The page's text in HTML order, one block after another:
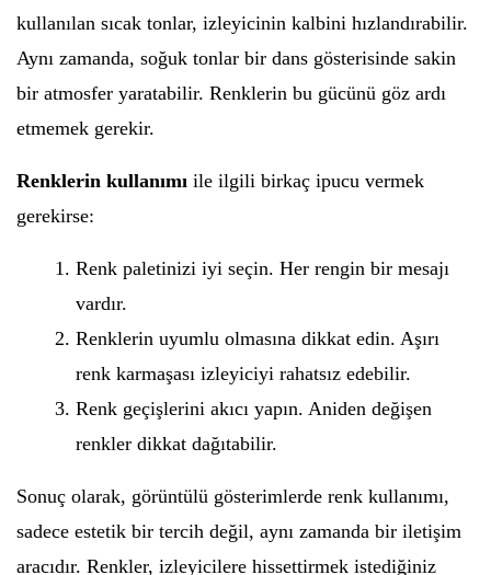
kullanılan sıcak tonlar, izleyicinin kalbini hızlandırabilir.
Aynı zamanda, soğuk tonlar bir dans gösterisinde sakin
bir atmosfer yaratabilir. Renklerin bu gücünü göz ardı
etmemek gerekir.
Renklerin kullanımı ile ilgili birkaç ipucu vermek
gerekirse:
Renk paletinizi iyi seçin. Her rengin bir mesajı
vardır.
Renklerin uyumlu olmasına dikkat edin. Aşırı
renk karmaşası izleyiciyi rahatsız edebilir.
Renk geçişlerini akıcı yapın. Aniden değişen
renkler dikkat dağıtabilir.
Sonuç olarak, görüntülü gösterimlerde renk kullanımı,
sadece estetik bir tercih değil, aynı zamanda bir iletişim
aracıdır. Renkler, izleyicilere hissettirmek istediğiniz